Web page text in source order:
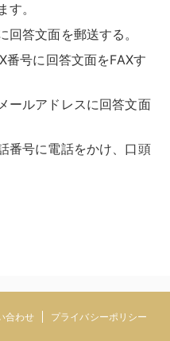
。
答文面を郵送する。
番号に回答文面をFAXす
ールアドレスに回答文面
番号に電話をかけ、口頭
合わせ プライバシーポリシー